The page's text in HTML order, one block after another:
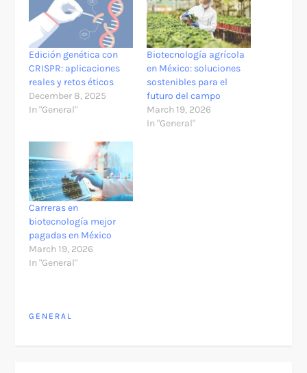
Edición genética con
CRISPR: aplicaciones
reales y retos éticos
December 8, 2025
In "General"
Biotecnología agrícola
en México: soluciones
sostenibles para el
futuro del campo
March 19, 2026
In "General"
Carreras en
biotecnología mejor
pagadas en México
March 19, 2026
In "General"
GENERAL